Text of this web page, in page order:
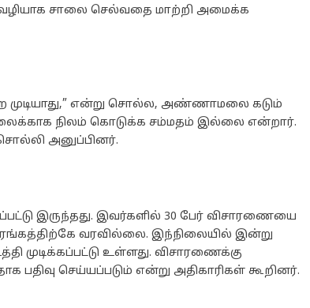
வழியாக சாலை செல்வதை மாற்றி அமைக்க
முடியாது,” என்று சொல்ல, அண்ணாமலை கடும்
நிலம் கொடுக்க சம்மதம் இல்லை என்றார்.
அனுப்பினர்.
இருந்தது. இவர்களில் 30 பேர் விசாரணையை
வரவில்லை. இந்நிலையில் இன்று
முடிக்கப்பட்டு உள்ளது. விசாரணைக்கு
பதிவு செய்யப்படும் என்று அதிகாரிகள் கூறினர்.